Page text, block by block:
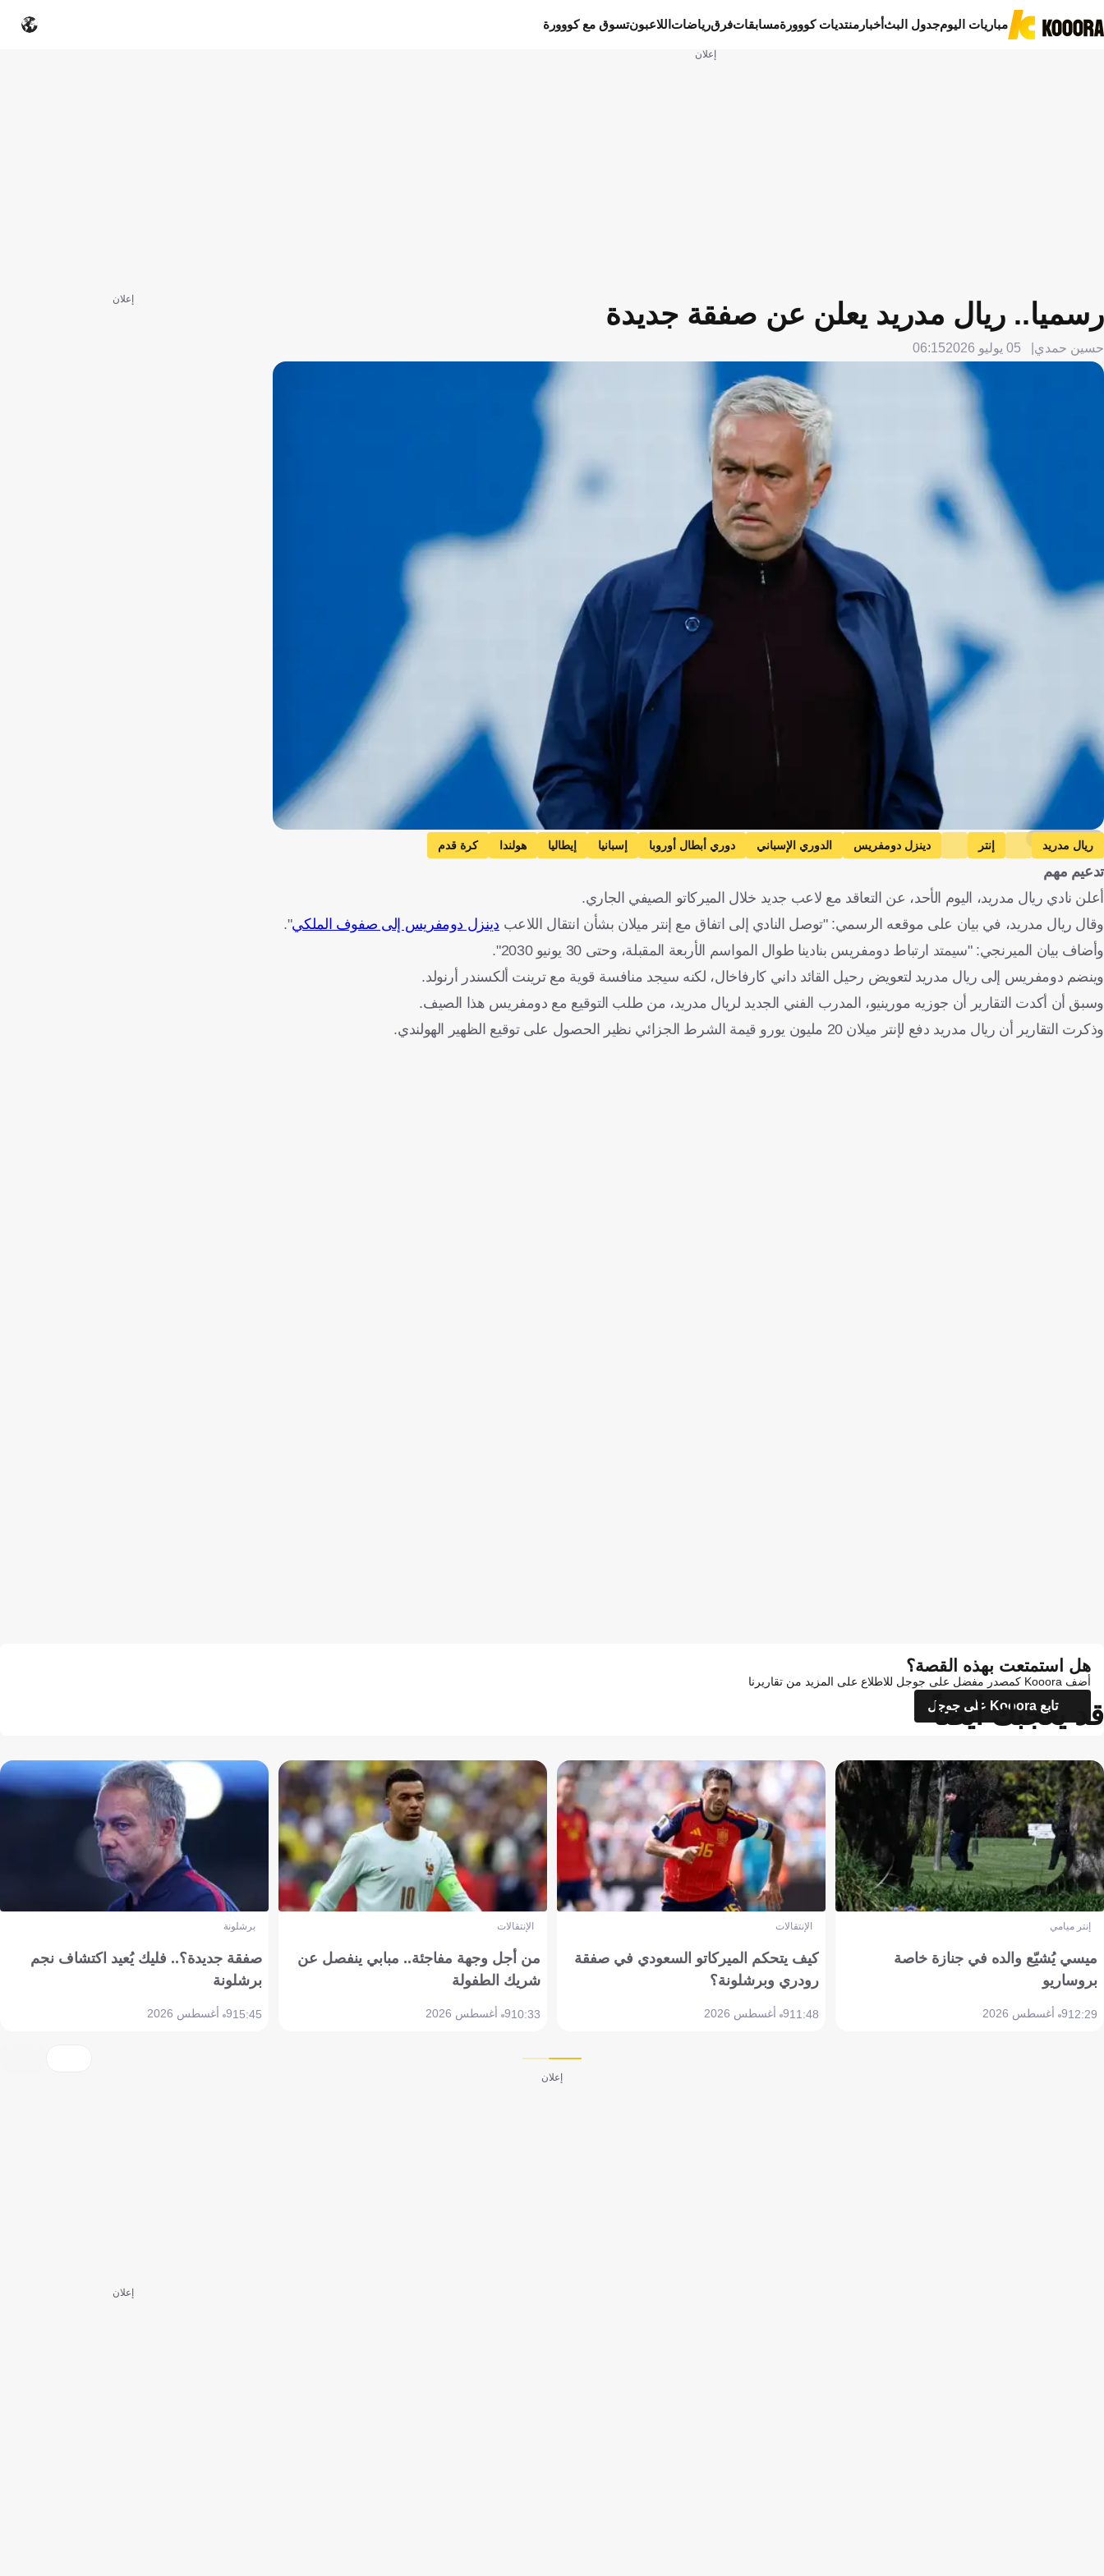
مباريات اليومجدول البثأخبار منتديات كووورةمسابقاتفرقرياضات اللاعبونتسوق مع كووورة
إعلان
رسميا.. ريال مدريد يعلن عن صفقة جديدة
حسين حمدي 05 يوليو 2026 06:15
Getty Images
ريال مدريد إنتر دينزل دومفريس الدوري الإسباني دوري أبطال أوروبا إسبانيا إيطاليا هولندا كرة قدم
تدعيم مهم
أعلن نادي ريال مدريد، اليوم الأحد، عن التعاقد مع لاعب جديد خلال الميركاتو الصيفي الجاري.
وقال ريال مدريد، في بيان على موقعه الرسمي: "توصل النادي إلى اتفاق مع إنتر ميلان بشأن انتقال اللاعب دينزل دومفريس إلى صفوف الملكي".
وأضاف بيان الميرنجي: "سيمتد ارتباط دومفريس بنادينا طوال المواسم الأربعة المقبلة، وحتى 30 يونيو 2030".
وينضم دومفريس إلى ريال مدريد لتعويض رحيل القائد داني كارفاخال، لكنه سيجد منافسة قوية مع ترينت ألكسندر أرنولد.
وسبق أن أكدت التقارير أن جوزيه مورينيو، المدرب الفني الجديد لريال مدريد، من طلب التوقيع مع دومفريس هذا الصيف.
وذكرت التقارير أن ريال مدريد دفع لإنتر ميلان 20 مليون يورو قيمة الشرط الجزائي نظير الحصول على توقيع الظهير الهولندي.
إعلان
هل استمتعت بهذه القصة؟
أضف Kooora كمصدر مفضل على جوجل للاطلاع على المزيد من تقاريرنا
تابع Kooora على جوجل
قد يعجبك أيضاً
إنتر ميامي
ميسي يُشيّع والده في جنازة خاصة
بروساريو
12:299 أغسطس 2026
الإنتقالات
كيف يتحكم الميركاتو السعودي في صفقة
رودري وبرشلونة؟
11:489 أغسطس 2026
الإنتقالات
من أجل وجهة مفاجئة.. مبابي ينفصل عن
شريك الطفولة
10:339 أغسطس 2026
برشلونة
صفقة جديدة؟.. فليك يُعيد اكتشاف نجم
برشلونة
15:459 أغسطس 2026
إعلان
إعلان